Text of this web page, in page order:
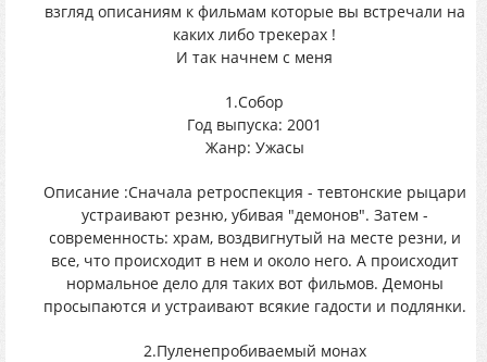
взгляд описаниям к фильмам которые вы встречали на
каких либо трекерах !
И так начнем с меня
1.Собор
Год выпуска: 2001
Жанр: Ужасы
Описание :Сначала ретроспекция - тевтонские рыцари
устраивают резню, убивая "демонов". Затем -
современность: храм, воздвигнутый на месте резни, и
все, что происходит в нем и около него. А происходит
нормальное дело для таких вот фильмов. Демоны
просыпаются и устраивают всякие гадости и подлянки.
2.Пуленепробиваемый монах